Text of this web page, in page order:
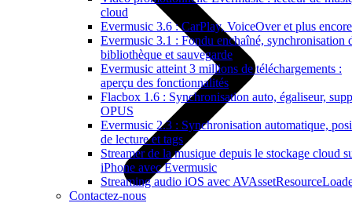
cloud
Evermusic 3.6 : CarPlay, VoiceOver et plus encore
Evermusic 3.1 : Fondu enchaîné, synchronisation
bibliothèque et sauvegarde
Evermusic atteint 3 millions de téléchargements :
aperçu des fonctionnalités
Flacbox 1.6 : Synchronisation auto, égaliseur,
OPUS
Evermusic 2.3 : Synchronisation automatique,
de lecture et tags
Streamer de la musique depuis le stockage cloud
iPhone avec Evermusic
Streaming audio iOS avec
Contactez-nous